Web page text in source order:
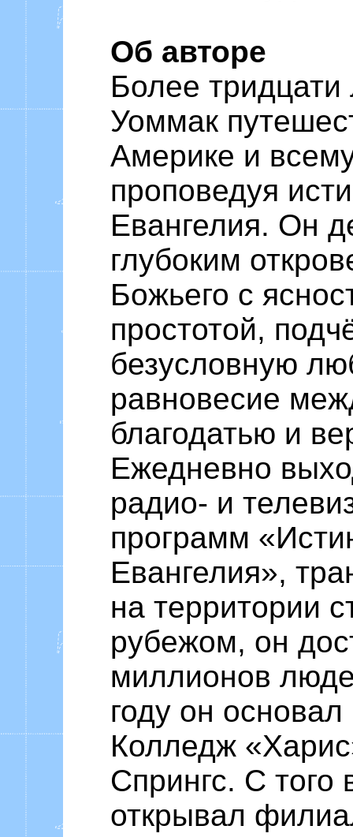
Об авторе
Более
Уоммак
Америке и
проповедуя
Евангелия. Он
глубоким
Божьего с
простотой,
безусловную
равновесие
благодатью и
Ежедневно
радио- и
программ
Евангелия»,
на территории
рубежом, он
миллионов
году он
Колледж
Спрингс. С того
открывал